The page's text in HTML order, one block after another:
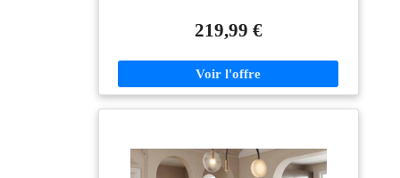
en s’adaptant aux espaces restreints. Table Ronde avec
Rangement Intégré – Cette table ronde avec rangement
En position ouverte, elle offre un espace de rangement
pratique pour magazines, télécommandes ou
intelligente. L’espace intérieur permet d’organiser vos
objets du quotidien tout en gardant la surface
219,99 €